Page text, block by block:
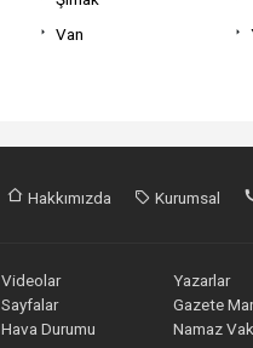
Van
Hakkımızda Kurumsal
Videolar
Yazarlar
Sayfalar
Gazete
Hava Durumu Namaz